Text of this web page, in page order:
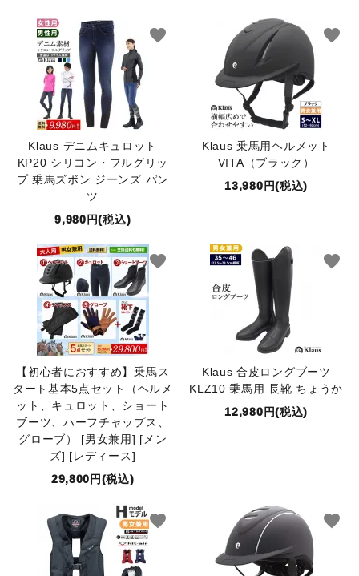
Klaus デニムキュロット
KP20 シリコン・フルグリッ
プ 乗馬ズボン ジーンズ パン
ツ
9,980円(税込)
favorite
Klaus 乗馬用ヘルメット
VITA（ブラック）
13,980円(税込)
favorite
【初心者におすすめ】乗馬ス
タート基本5点セット（ヘルメ
ット、キュロット、ショート
ブーツ、ハーフチャップス、
グローブ） [男女兼用] [メン
ズ] [レディース]
29,800円(税込)
favorite
Klaus 合皮ロングブーツ
KLZ10 乗馬用 長靴 ちょうか
12,980円(税込)
favorite
favorite favorite